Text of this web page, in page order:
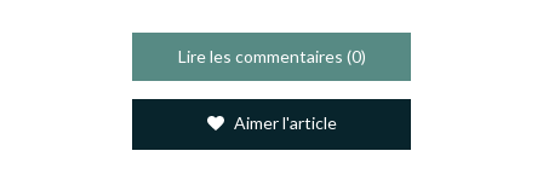
Lire les commentaires (0)
Aimer l'article